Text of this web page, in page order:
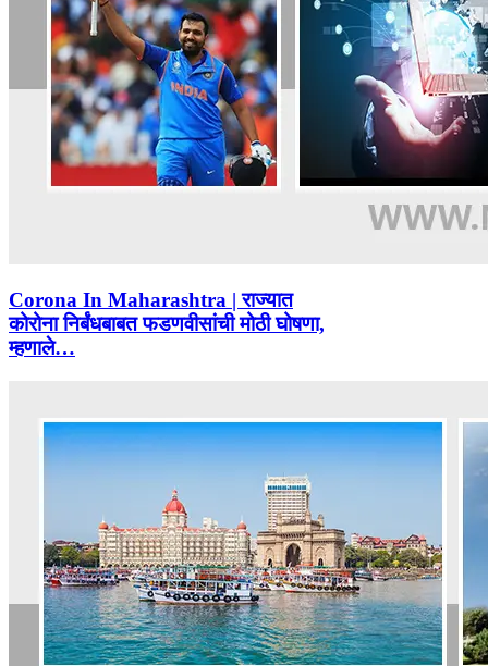
Corona In Maharashtra | राज्यात
कोरोना निर्बंधबाबत फडणवीसांची मोठी घोषणा,
म्हणाले…